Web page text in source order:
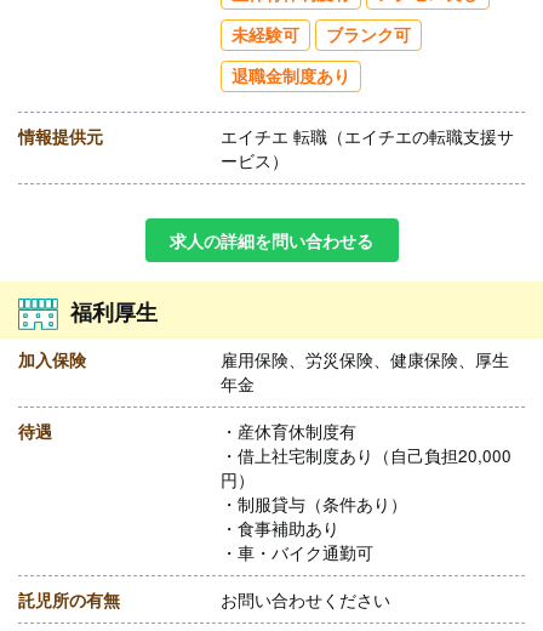
未経験可
ブランク可
退職金制度あり
情報提供元
エイチエ 転職（エイチエの転職支援サ
ービス）
求人の詳細を問い合わせる
福利厚生
加入保険
雇用保険、労災保険、健康保険、厚生
年金
待遇
・産休育休制度有
・借上社宅制度あり（自己負担20,000
円）
・制服貸与（条件あり）
・食事補助あり
・車・バイク通勤可
託児所の有無 お問い合わせください